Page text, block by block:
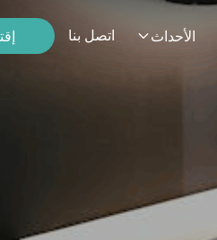
الأحداث اتصل بنا